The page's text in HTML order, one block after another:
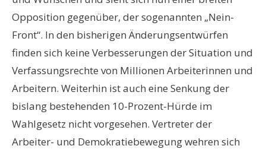
Opposition gegenüber, der sogenannten „Nein-
Front“. In den bisherigen Änderungsentwürfen
finden sich keine Verbesserungen der Situation und
Verfassungsrechte von Millionen Arbeiterinnen und
Arbeitern. Weiterhin ist auch eine Senkung der
bislang bestehenden 10-Prozent-Hürde im
Wahlgesetz nicht vorgesehen. Vertreter der
Arbeiter- und Demokratiebewegung wehren sich